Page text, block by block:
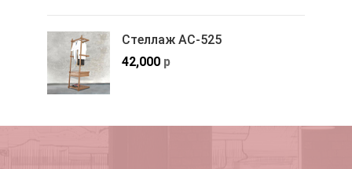
Стеллаж АС-525
42,000 р